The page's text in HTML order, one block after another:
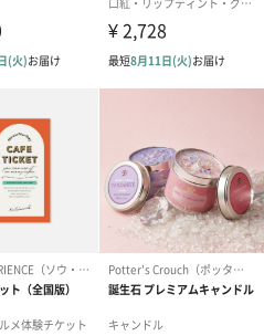
ザーブドフラワー
ケ（ブルー）
円）
ク）（1,500円
届けします。
シーンにおすすめです。